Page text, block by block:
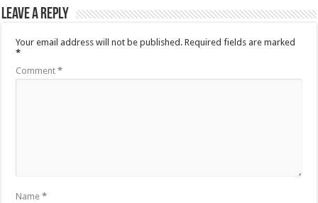
Leave a Reply
Your email address will not be published. Required fields are marked
*
Comment*
Name*